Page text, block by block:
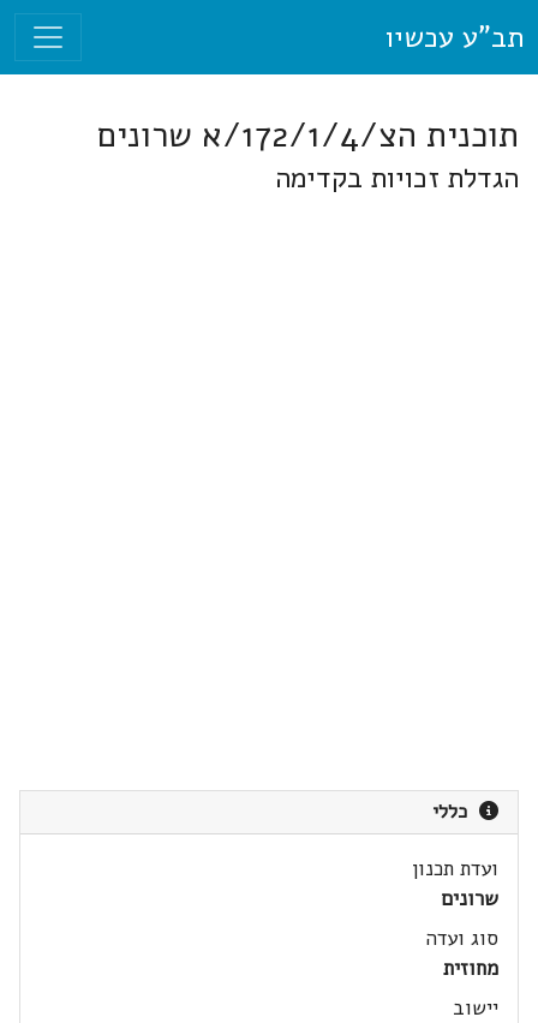
תב"ע עכשיו
תוכנית הצ/172/1/4/א שרונים
הגדלת זכויות בקדימה
כללי
ועדת תכנון
שרונים
סוג ועדה
מחוזית
יישוב